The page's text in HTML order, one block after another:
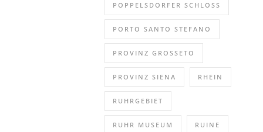
POPPELSDORFER SCHLOSS
PORTO SANTO STEFANO
PROVINZ GROSSETO
PROVINZ SIENA RHEIN
RUHRGEBIET
RUHR MUSEUM RUINE